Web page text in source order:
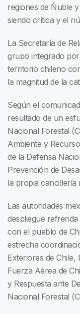
regiones de Ñuble
siendo crítica y el
La Secretaría de
grupo integrado por
territorio chileno
la magnitud de la
Según el
resultado de un
Nacional Forestal
Ambiente y
de la Defensa
Prevención de
la propia cancillería
Las autoridades
despliegue
con el pueblo de
estrecha
Exteriores de Chile,
Fuerza Aérea de
y Respuesta ante
Nacional Forestal